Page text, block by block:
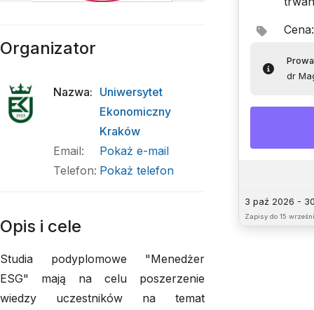
Cena:
dr
3 paź 2026 -
Zapisy do 15
Organizator
Nazwa: Uniwersytet
Ekonomiczny
Kraków
Email:
Pokaż e-mail
Telefon: Pokaż telefon
Opis i cele
Studia podyplomowe "Menedżer
ESG" mają na celu poszerzenie
wiedzy uczestników na temat